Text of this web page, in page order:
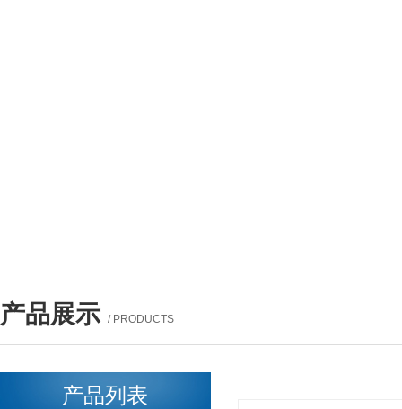
产品展示 / PRODUCTS
产品列表